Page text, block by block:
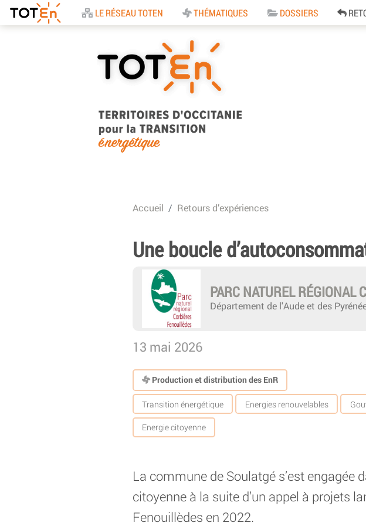
Accueil
LE RÉSEAU TOTEN THÉMATIQUES DOSSIERS
pour la Transition
Energétique
Accueil Retours d’expériences
Une boucle
PARC NATUREL RÉGIONAL
Département de l'Aude et des
13 mai 2026
Production et distribution des EnR
Transition énergétique Energies renouvelables
Energie citoyenne
La commune de Soulatgé s’est
citoyenne à la suite d’un appel à projets
Fenouillèdes en 2022.